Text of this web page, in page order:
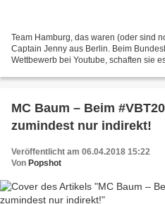
Team Hamburg, das waren (oder sind
Captain Jenny aus Berlin. Beim
Wettbewerb bei Youtube, schaften sie
MC Baum – Beim
zumindest nur indirekt!
Veröffentlicht am 06.04.2018 15:22
Von Popshot